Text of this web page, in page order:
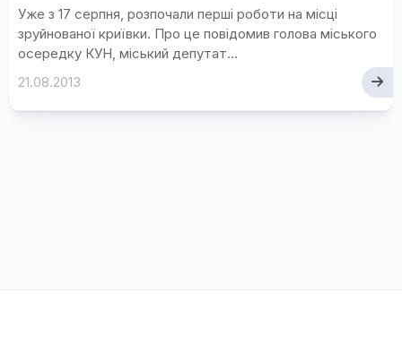
Уже з 17 серпня, розпочали перші роботи на місці
зруйнованої криївки. Про це повідомив голова міського
осередку КУН, міський депутат...
21.08.2013